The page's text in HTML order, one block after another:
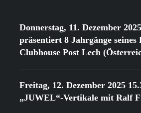
Donnerstag, 11. Dezember
präsentiert 8 Jahrgänge
Clubhouse Post Lech
Freitag, 12. Dezember 2025
„JUWEL“-Vertikale mit Ralf